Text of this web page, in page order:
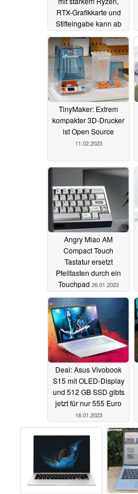
RTX-Grafikkarte und
Stifteingabe kann ab
sofort bestellt werden
18.07.2024
TinyMaker: Extrem
kompakter 3D-Drucker
ist Open Source
11.02.2023
Angry Miao AM
Compact Touch
Tastatur ersetzt
Pfeiltasten durch ein
Touchpad 26.01.2023
Deal: Asus Vivobook
S15 mit OLED-Display
und 512 GB SSD gibts
jetzt für nur 555 Euro
18.01.2023